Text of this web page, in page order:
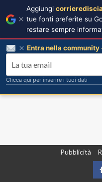
Pubblicità
Aggiungi
tue fonti preferite su
restare sempre
Entra nella
Clicca qui per inserire i tuoi dati